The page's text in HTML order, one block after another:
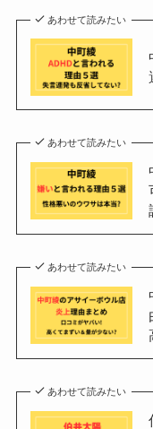
あわせて読みたい
あわせて読みたい
あわせて読みたい
あわせて読みたい